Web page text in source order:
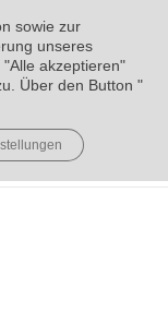
sowie zur
unseres
akzeptieren"
Über den Button "